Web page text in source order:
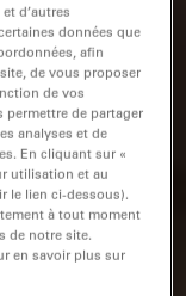
d’autres
données que
afin
de vous proposer
de vos
permettre de partager
analyses et de
En cliquant sur «
utilisation et au
le lien ci-dessous).
à tout moment
de notre site.
en savoir plus sur